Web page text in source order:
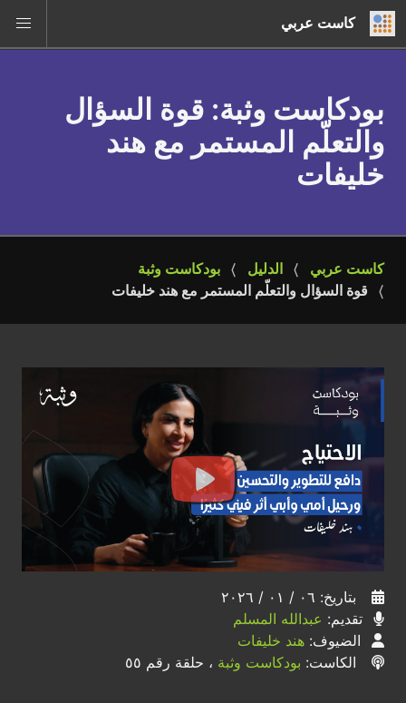
كاست عربي
بودكاست وثبة: قوة السؤال
والتعلّم المستمر مع هند
خليفات
كاست عربي الدليل
بودكاست وثبة
قوة السؤال والتعلّم المستمر مع هند خليفات
بتاريخ: ٠٦ / ٠١ / ٢٠٢٦
تقديم: عبدالله المسلم
الضيوف: هند خليفات
الكاست: بودكاست وثبة ، حلقة رقم ٥٥